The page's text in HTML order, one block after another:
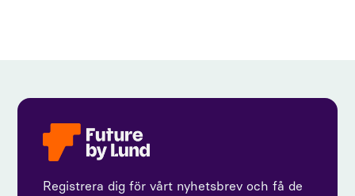
Registrera dig för vårt nyhetsbrev och få de